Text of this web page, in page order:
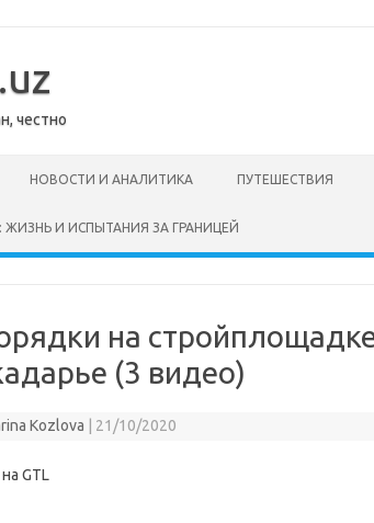
честно
НОВОСТИ И АНАЛИТИКА ПУТЕШЕСТВИЯ
ЖИЗНЬ И ИСПЫТАНИЯ ЗА ГРАНИЦЕЙ
на
(3 видео)
Kozlova 21/10/2020